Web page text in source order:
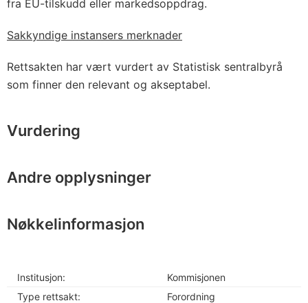
fra EU-tilskudd eller markedsoppdrag.
Sakkyndige instansers merknader
Rettsakten har vært vurdert av Statistisk sentralbyrå
som finner den relevant og akseptabel.
Vurdering
Andre opplysninger
Nøkkelinformasjon
Institusjon:
Kommisjonen
Type rettsakt:
Forordning